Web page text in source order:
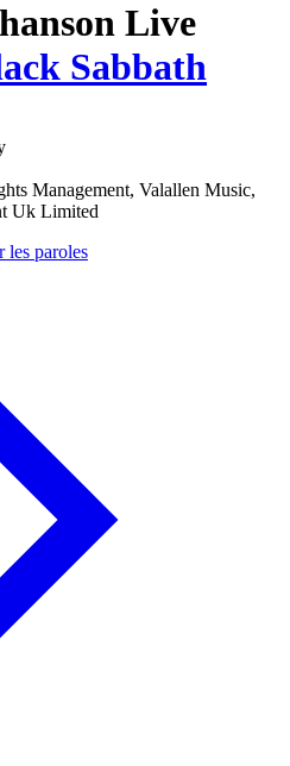
Live
Sabbath
Management, Valallen Music,
Uk Limited
les paroles